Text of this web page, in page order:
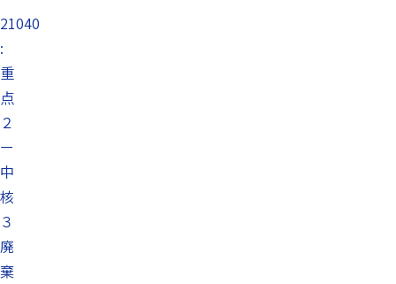
21040
:
重
点
２
ー
中
核
３
廃
棄